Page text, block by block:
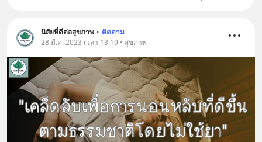
นิสัยที่ดีต่อสุขภาพ • ติดตาม
28 มี.ค. 2023 เวลา 13:19 • สุขภาพ